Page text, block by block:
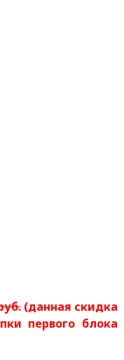
(данная скидка
первого блока